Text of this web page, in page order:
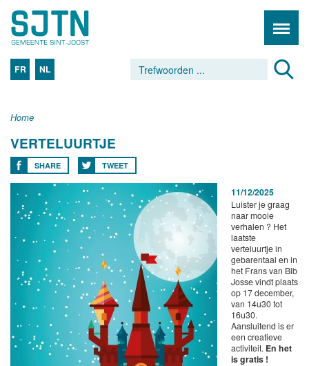
FR NL
Home
VERTELUURTJE
SHARE TWEET
11/12/2025
Luister je graag
naar mooie
verhalen ? Het
laatste
verteluurtje in
gebarentaal en in
het Frans van Bib
Josse vindt plaats
op 17 december,
van 14u30 tot
16u30.
Aansluitend is er
een creatieve
activiteit. En het
is gratis !